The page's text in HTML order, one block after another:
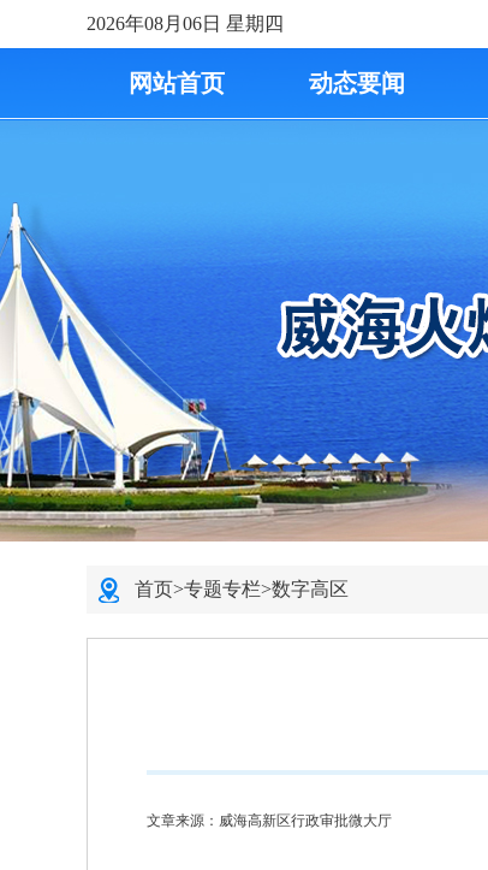
2026年08月06日 星期四
网站首页 动态要闻
首页>专题专栏>数字高区
文章来源：威海高新区行政审批微大厅